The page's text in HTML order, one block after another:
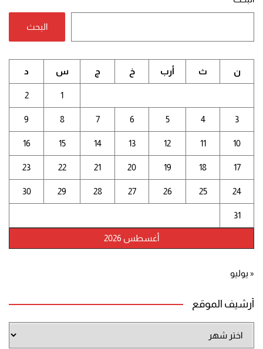
البحث
أغسطس 2026
ن ث أرب خ ج س د
1
2
3
4
5
6
7
8
9
10
11
12
13
14
15
16
17
18
19
20
21
22
23
24
25
26
27
28
29
30
31
« يوليو
أرشيف الموقع
الموقع